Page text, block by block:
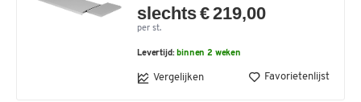
slechts € 219,00
per st.
Levertijd: binnen 2 weken
Vergelijken Favorietenlijst